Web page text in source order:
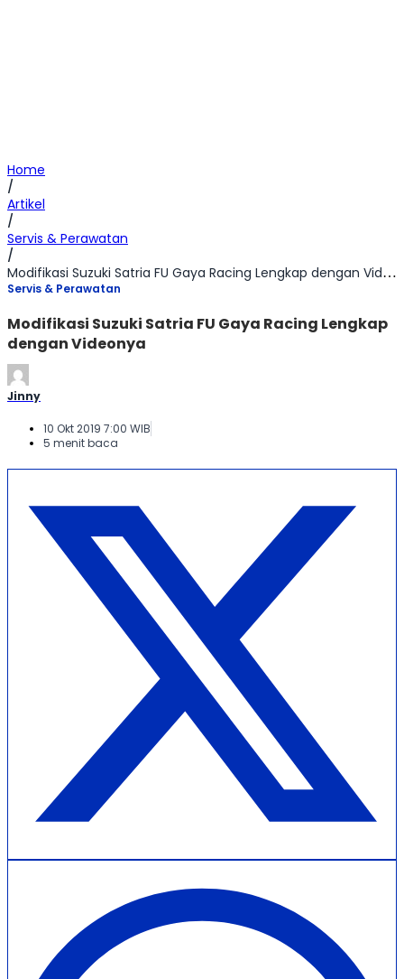
Home
/
Artikel
/
Servis & Perawatan
/
Modifikasi Suzuki Satria FU Gaya Racing Lengkap dengan Videonya
Servis & Perawatan
Modifikasi Suzuki Satria FU Gaya Racing Lengkap
dengan Videonya
Jinny
10 Okt 2019 7:00 WIB
5 menit baca